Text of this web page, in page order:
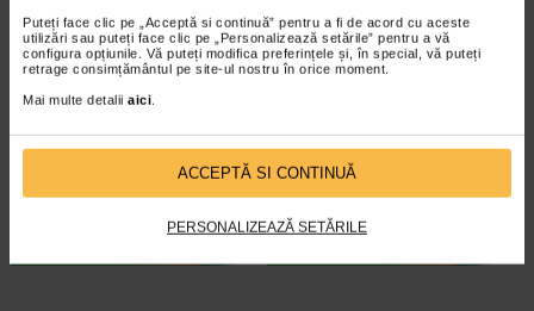
Puteți face clic pe „Acceptă si continuă” pentru a fi de acord cu aceste
utilizări sau puteți face clic pe „Personalizează setările” pentru a vă
configura opțiunile. Vă puteți modifica preferințele și, în special, vă puteți
retrage consimțământul pe site-ul nostru în orice moment.
Mai multe detalii aici.
ACCEPTĂ SI CONTINUĂ
PERSONALIZEAZĂ SETĂRILE
Pasta de dinti albire cu
Carbune Activ, fara fluor, 100…
Pasta de dinti Dabur cu carbune
activ, piper negru si ghimbir ofera o
curatare profunda si o senzatie…
Pasta de dinti cu efect
Pasta de dinti Dabur cu Neem este
inspirata din traditia ayurvedica si
valorifica proprietatile naturale…